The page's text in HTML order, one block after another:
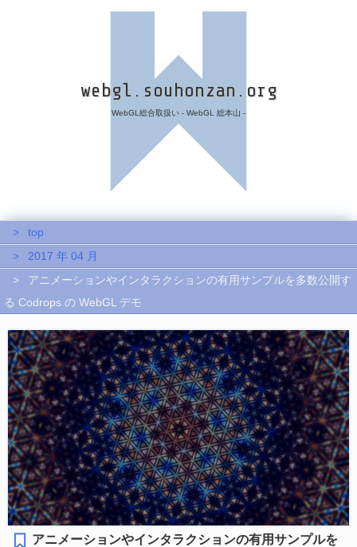
webgl.souhonzan.org
WebGL総合取扱い - WebGL 総本山 -
top
2017 年 04 月
アニメーションやインタラクションの有用サンプルを多数公開す
る Codrops の WebGL デモ
アニメーションやインタラクションの有用サンプルを